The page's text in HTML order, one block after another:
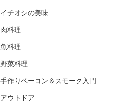
イチオシの美味
肉料理
魚料理
野菜料理
手作りベーコン＆スモーク入門
アウトドア